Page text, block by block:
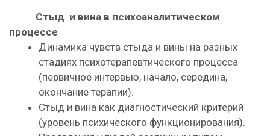
Стыд и вина в психоаналитическом
процессе
Динамика чувств стыда и вины на разных
стадиях психотерапевтического процесса
(первичное интервью, начало, середина,
окончание терапии).
Стыд и вина как диагностический критерий
(уровень психического функционирования).